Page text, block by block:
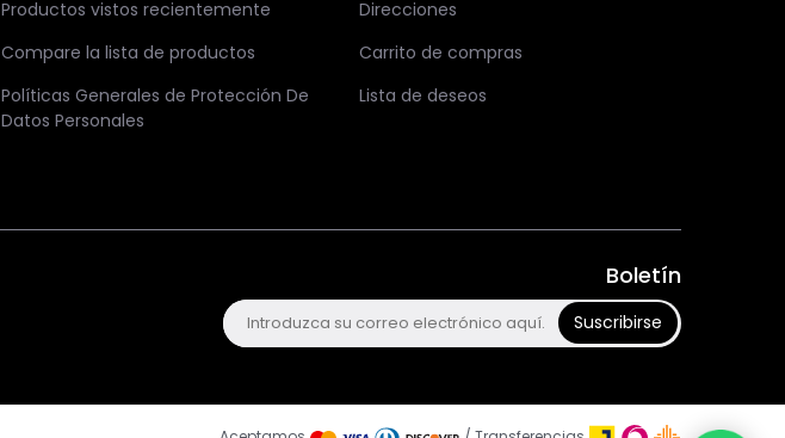
Productos vistos recientemente
Compare la lista de productos
Políticas Generales de Protección De
Datos Personales
Direcciones
Carrito de compras
Lista de deseos
Boletín
Suscribirse